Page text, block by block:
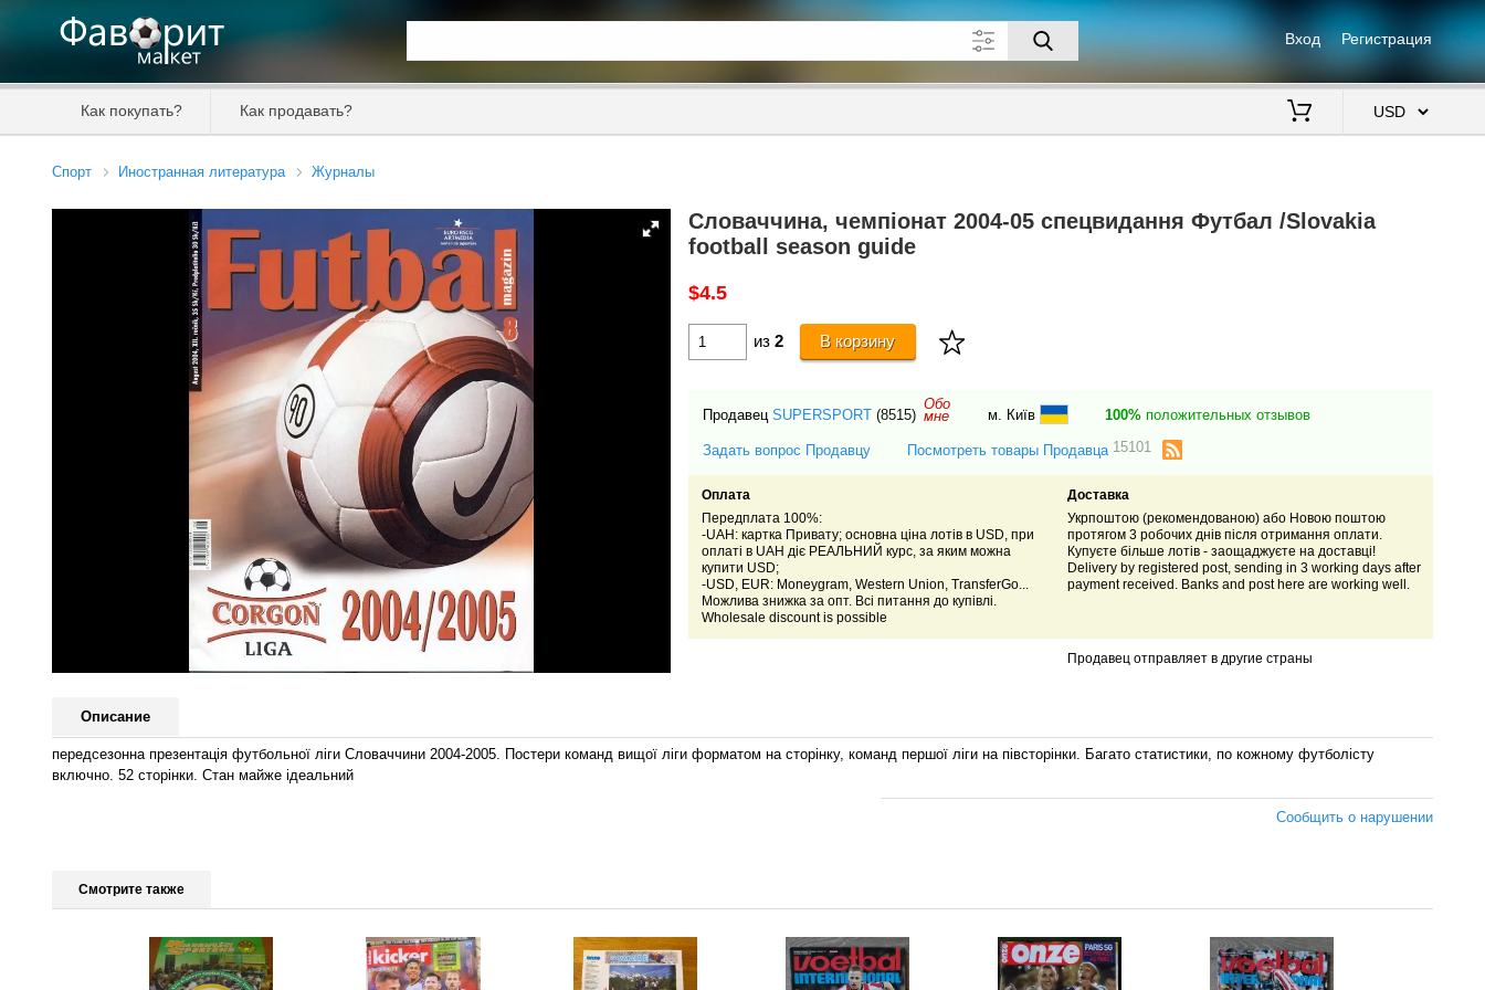
Вход Регистрация
Как покупать? Как продавать?
Спорт Иностранная литература Журналы
Словаччина, чемпіонат 2004-05 спецвидання Футбал /Slovakia
football season guide
$4.5
из2 В корзину
Продавец SUPERSPORT (8515)
Обо
мне м. Київ 100%положительных отзывов
Задать вопрос Продавцу Посмотреть товары Продавца 15101
Оплата
Передплата 100%:
-UAH: картка Привату; основна ціна лотів в USD, при
оплаті в UAH діє РЕАЛЬНИЙ курс, за яким можна
купити USD;
-USD, EUR: Moneygram, Western Union, TransferGo...
Можлива знижка за опт. Всі питання до купівлі.
Wholesale discount is possible
Доставка
Укрпоштою (рекомендованою) або Новою поштою
протягом 3 робочих днів після отримання оплати.
Купуєте більше лотів - заощаджуєте на доставці!
Delivery by registered post, sending in 3 working days after
payment received. Banks and post here are working well.
Продавец отправляет в другие страны
Описание
передсезонна презентація футбольної ліги Словаччини 2004-2005. Постери команд вищої ліги форматом на сторінку, команд першої ліги на півсторінки. Багато статистики, по кожному футболісту
включно. 52 сторінки. Стан майже ідеальний
Сообщить о нарушении
Смотрите также